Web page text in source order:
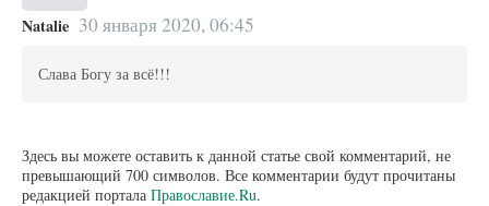
Natalie 30 января 2020, 06:45
Слава Богу за всё!!!
Здесь вы можете оставить к данной статье свой комментарий, не
превышающий 700 символов. Все комментарии будут прочитаны
редакцией портала Православие.Ru.